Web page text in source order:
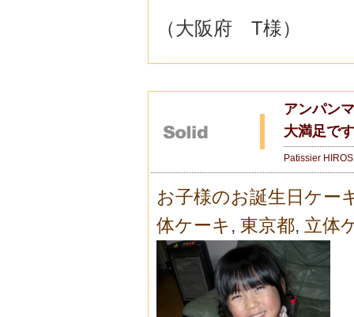
（大阪府 T様）
アンパン
大満足で
Patissier
お子様のお誕生日ケー
体ケーキ , 東京都, 立体